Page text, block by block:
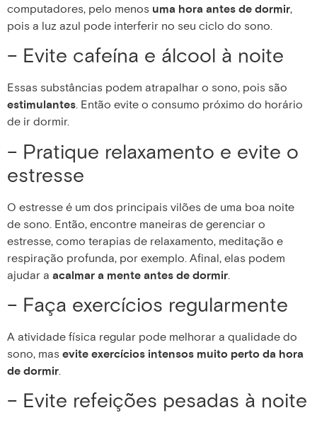
computadores, pelo menos uma hora antes de dormir,
pois a luz azul pode interferir no seu ciclo do sono.
– Evite cafeína e álcool à noite
Essas substâncias podem atrapalhar o sono, pois são
estimulantes. Então evite o consumo próximo do horário
de ir dormir.
– Pratique relaxamento e evite o
estresse
O estresse é um dos principais vilões de uma boa noite
de sono. Então, encontre maneiras de gerenciar o
estresse, como terapias de relaxamento, meditação e
respiração profunda, por exemplo. Afinal, elas podem
ajudar a acalmar a mente antes de dormir.
– Faça exercícios regularmente
A atividade física regular pode melhorar a qualidade do
sono, mas evite exercícios intensos muito perto da hora
de dormir.
– Evite refeições pesadas à noite